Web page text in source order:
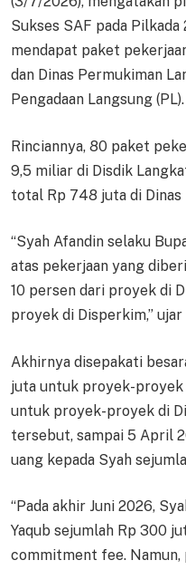
Sukses SAF pada
mendapat paket
dan Dinas Permukiman
Pengadaan Langsung (PL).
Rinciannya, 80 paket
9,5 miliar di Disdik
total Rp 748 juta di
“Syah Afandin selaku
atas pekerjaan yang
10 persen dari proyek di
proyek di Disperkim,” ujar
Akhirnya disepakati
juta untuk proyek-proyek
untuk proyek-proyek di
tersebut, sampai 5 April
uang kepada Syah
“Pada akhir Juni 2026,
Yaqub sejumlah Rp 300
commitment fee. Namun,